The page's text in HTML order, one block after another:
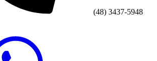
(48) 3437-5948